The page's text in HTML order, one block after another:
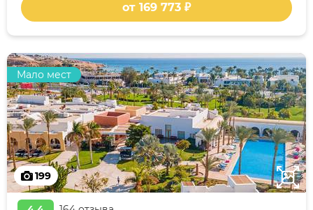
от 169 773 ₽
199
Мало мест